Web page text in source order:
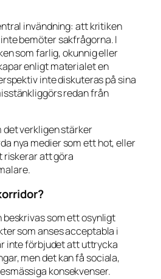
invändning: att kritiken
bemöter sakfrågorna. I
som farlig, okunnig eller
enligt materialet en
inte diskuteras på sina
redan från
det verkligen stärker
nya medier som ett hot, eller
riskerar att göra
beskrivas som ett osynligt
som anses acceptabla i
inte förbjudet att uttrycka
men det kan få sociala,
konsekvenser.